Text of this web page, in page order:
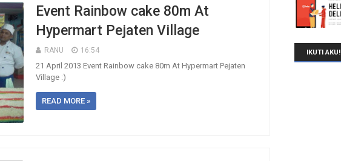
Event Rainbow cake 80m At
Hypermart Pejaten Village
RANU 16:54
21 April 2013 Event Rainbow cake 80m At Hypermart Pejaten
Village :)
READ MORE »
IKUTI AKU!